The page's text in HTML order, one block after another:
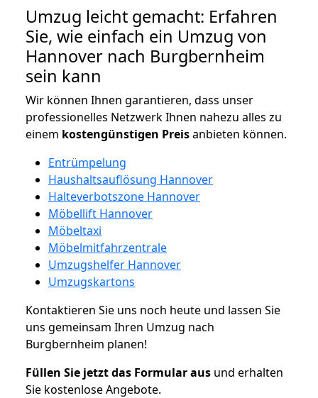
Umzug leicht gemacht: Erfahren
Sie, wie einfach ein Umzug von
Hannover nach Burgbernheim
sein kann
Wir können Ihnen garantieren, dass unser
professionelles Netzwerk Ihnen nahezu alles zu
einem kostengünstigen Preisanbieten können.
Entrümpelung
Haushaltsauflösung Hannover
Halteverbotszone Hannover
Möbellift Hannover
Möbeltaxi
Möbelmitfahrzentrale
Umzugshelfer Hannover
Umzugskartons
Kontaktieren Sie uns noch heute und lassen Sie
uns gemeinsam Ihren Umzug nach
Burgbernheim planen!
Füllen Sie jetzt das Formular aus und erhalten
Sie kostenlose Angebote.